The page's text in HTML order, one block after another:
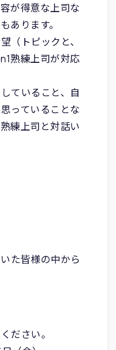
が得意な上司な
あります。
（トピックと、
熟練上司が対応
ていること、自
っていることな
練上司と対話い
た皆様の中から
ださい。